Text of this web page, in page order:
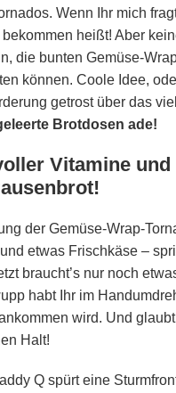
Wenn Ihr mich
heißt! Aber
die bunten Gemüse-
können. Coole Idee,
getrost über das
Brotdosen ade!
Vitamine
der Gemüse-Wrap-
etwas Frischkäse –
braucht’s nur noch
habt Ihr im
wird. Und
Halt!
Q spürt eine